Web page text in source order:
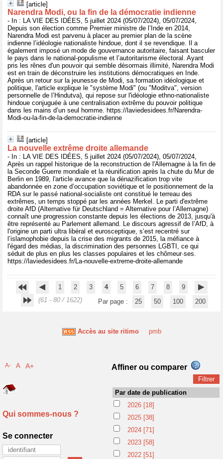
[article]
Narendra Modi, ou la fin de la démocratie indienne
- In : LA VIE DES IDÉES, 5 juillet 2024 (05/07/2024), 05/07/2024,
Depuis son élection comme Premier ministre de l’Inde en 2014,
Narendra Modi est parvenu à placer au premier plan de la scène
indienne l’idéologie nationaliste hindoue, dont il se revendique. Il a
également imposé un mode de gouvernance autoritaire, faisant basculer
le pays dans le national-populisme et l’autoritarisme électoral. Ayant
pris les rênes d'un pouvoir qui semble désormais illimité, Narendra Modi
est en train de déconstruire les institutions démocratiques en Inde.
Après un retour sur la jeunesse de Modi, sa formation idéologique et
politique, l'article explique le "système Modi" (ou "Moditva", version
personnelle de l’Hindutva), qui repose sur l'idéologie ethno-nationaliste
hindoue conjuguée à une centralisation extrême du pouvoir politique
dans les mains d’un seul homme. https://laviedesidees.fr/Narendra-
Modi-ou-la-fin-de-la-democratie-indienne
[article]
La nouvelle extrême droite allemande
- In : LA VIE DES IDÉES, 5 juillet 2024 (05/07/2024), 05/07/2024,
Après un rappel historique de la reconstruction de l'Allemagne à la fin de
la Seconde Guerre mondiale et la réunification après la chute du Mur de
Berlin en 1989, l'article avance que la dénazification trop vite
abandonnée en zone d’occupation soviétique et le positionnement de la
RDA sur le passé national-socialiste ont constitué le terreau des
extrêmes, un temps stoppé par les années Merkel. Le parti d'extrême
droite AfD (Alternative für Deutschland = Alternative pour l’Allemagne)
connaît une progression constante depuis les élections de 2013, jusqu'à
être représenté au Parlement allemand. Le discours agressif de l’AfD, à
l'origine un parti ultra libéral et eurosceptique, s’est recentré sur
l’islamophobie depuis la crise des migrants de 2015, la méfiance à
l'égard des médias, la discrimination des personnes LGBTI, ce qui
séduit de plus en plus les classes populaires et les chômeur·ses.
https://laviedesidees.fr/La-nouvelle-extreme-droite-allemande
1 2 3 4 5 6 7 8
9
(61 - 80 / 1622)
Par page : 25 50 100 200
Accès au site ritimo pmb
A- A A+
Qui sommes-nous ?
Se connecter
Affiner ou comparer
Par date de publication
2026 [18]
2025 [38]
2024 [71]
2023 [58]
2022 [51]